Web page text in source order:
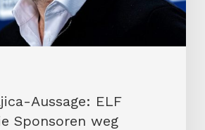
Aussage: ELF
Sponsoren weg